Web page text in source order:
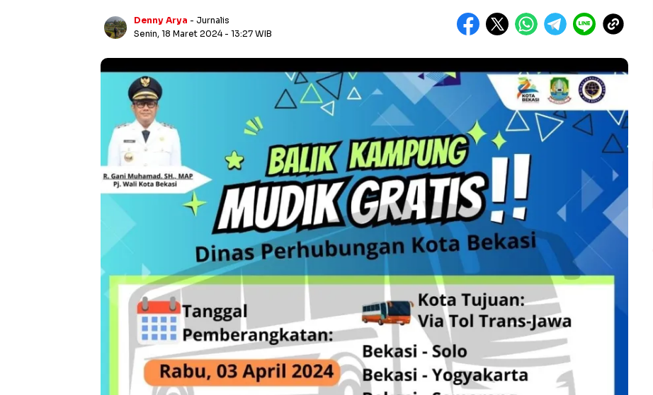
Denny Arya - Jurnalis
Senin, 18 Maret 2024 - 13:27 WIB